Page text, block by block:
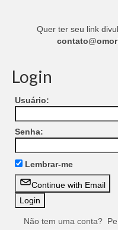
Quer ter seu link
Login
Usuário:
Senha:
Lembrar-me
Continue with Email
Não tem uma conta?